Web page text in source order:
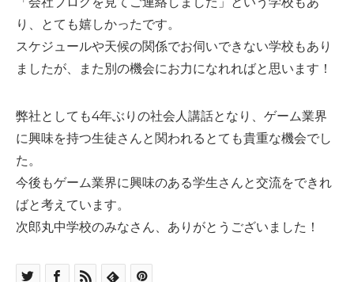
り、とても嬉しかったです。
スケジュールや天候の関係でお伺いできない学校もあり
ましたが、また別の機会にお力になれればと思います！
弊社としても4年ぶりの社会人講話となり、ゲーム業界
に興味を持つ生徒さんと関われるとても貴重な機会でし
た。
今後もゲーム業界に興味のある学生さんと交流をできれ
ばと考えています。
次郎丸中学校のみなさん、ありがとうございました！